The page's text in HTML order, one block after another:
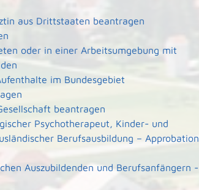
aus Drittstaaten beantragen
oder in einer Arbeitsumgebung mit
im Bundesgebiet
beantragen
Psychotherapeut, Kinder- und
Berufsausbildung – Approbation
Auszubildenden und Berufsanfängern -